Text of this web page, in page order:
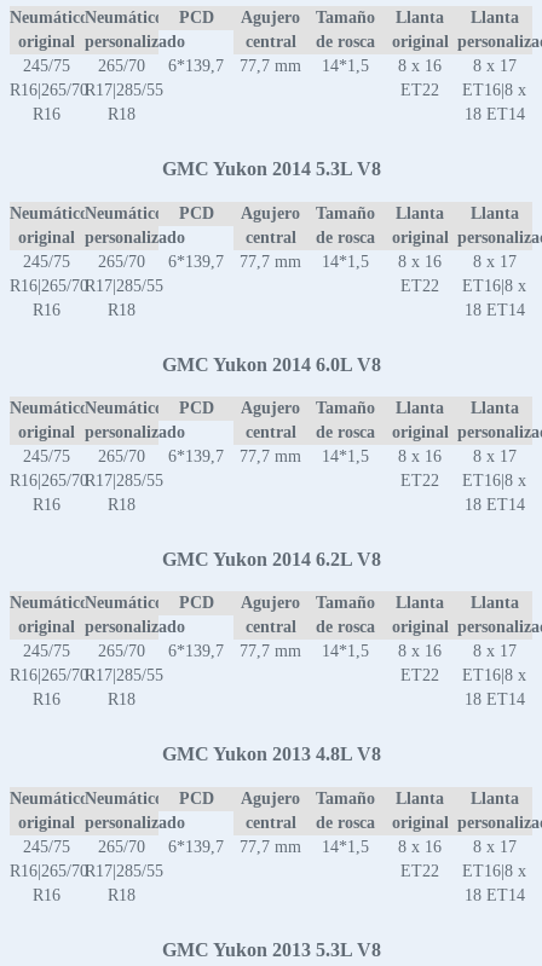
Neumático
original
Neumático
personalizado
PCD
Agujero
central
Tamaño
de rosca
Llanta
original
Llanta
245/75
R16|265/70
R16
265/70
R17|285/55
R18
6*139,7 77,7 mm 14*1,5
8 x 16
ET22
8 x 17
ET16|8 x
18 ET14
GMC Yukon 2014 5.3L V8
Neumático
original
Neumático
personalizado
PCD
Agujero
central
Tamaño
de rosca
Llanta
original
Llanta
245/75
R16|265/70
R16
265/70
R17|285/55
R18
6*139,7 77,7 mm 14*1,5
8 x 16
ET22
8 x 17
ET16|8 x
18 ET14
GMC Yukon 2014 6.0L V8
Neumático
original
Neumático
personalizado
PCD
Agujero
central
Tamaño
de rosca
Llanta
original
Llanta
245/75
R16|265/70
R16
265/70
R17|285/55
R18
6*139,7 77,7 mm 14*1,5
8 x 16
ET22
8 x 17
ET16|8 x
18 ET14
GMC Yukon 2014 6.2L V8
Neumático
original
Neumático
personalizado
PCD
Agujero
central
Tamaño
de rosca
Llanta
original
Llanta
245/75
R16|265/70
R16
265/70
R17|285/55
R18
6*139,7 77,7 mm 14*1,5
8 x 16
ET22
8 x 17
ET16|8 x
18 ET14
GMC Yukon 2013 4.8L V8
Neumático
original
Neumático
personalizado
PCD
Agujero
central
Tamaño
de rosca
Llanta
original
Llanta
245/75
R16|265/70
R16
265/70
R17|285/55
R18
6*139,7 77,7 mm 14*1,5
8 x 16
ET22
8 x 17
ET16|8 x
18 ET14
GMC Yukon 2013 5.3L V8